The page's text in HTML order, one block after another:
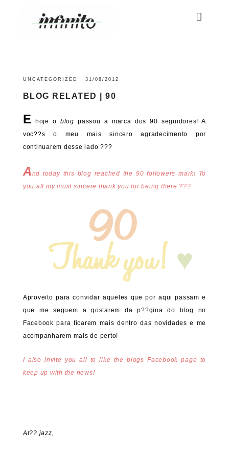
UNCATEGORIZED · 31/08/2012
BLOG RELATED | 90
E hoje o blog passou a marca dos 90 seguidores! A
voc??s o meu mais sincero agradecimento por
continuarem desse lado ???
And today this blog reached the 90 followers mark! To
you all my most sincere thank you for being there ???
Aproveito para convidar aqueles que por aqui passam e
que me seguem a gostarem da p??gina do blog no
Facebook para ficarem mais dentro das novidades e me
acompanharem mais de perto!
I also invite you all to like the blogs Facebook page to
keep up with the news!
At?? jazz,